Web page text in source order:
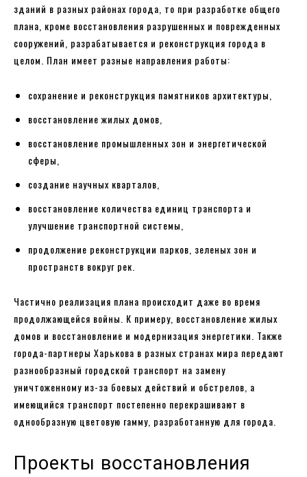
зданий в разных районах города, то при разработке общего
плана, кроме восстановления разрушенных и поврежденных
сооружений, разрабатывается и реконструкция города в
целом. План имеет разные направления работы:
сохранение и реконструкция памятников архитектуры,
восстановление жилых домов,
восстановление промышленных зон и энергетической
сферы,
создание научных кварталов,
восстановление количества единиц транспорта и
улучшение транспортной системы,
продолжение реконструкции парков, зеленых зон и
пространств вокруг рек.
Частично реализация плана происходит даже во время
продолжающейся войны. К примеру, восстановление жилых
домов и восстановление и модернизация энергетики. Также
города-партнеры Харькова в разных странах мира передают
разнообразный городской транспорт на замену
уничтоженному из-за боевых действий и обстрелов, а
имеющийся транспорт постепенно перекрашивают в
однообразную цветовую гамму, разработанную для города.
Проекты восстановления